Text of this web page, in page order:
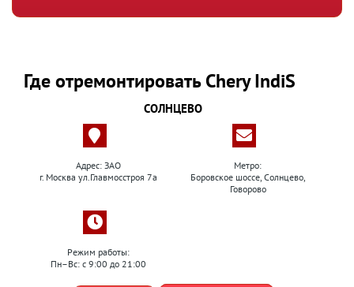
Где отремонтировать Chery IndiS
СОЛНЦЕВО
Адрес: ЗАО
г. Москва ул.Главмосстроя 7а
Метро:
Боровское шоссе, Солнцево,
Говорово
Режим работы:
Пн–Вс: с 9:00 до 21:00